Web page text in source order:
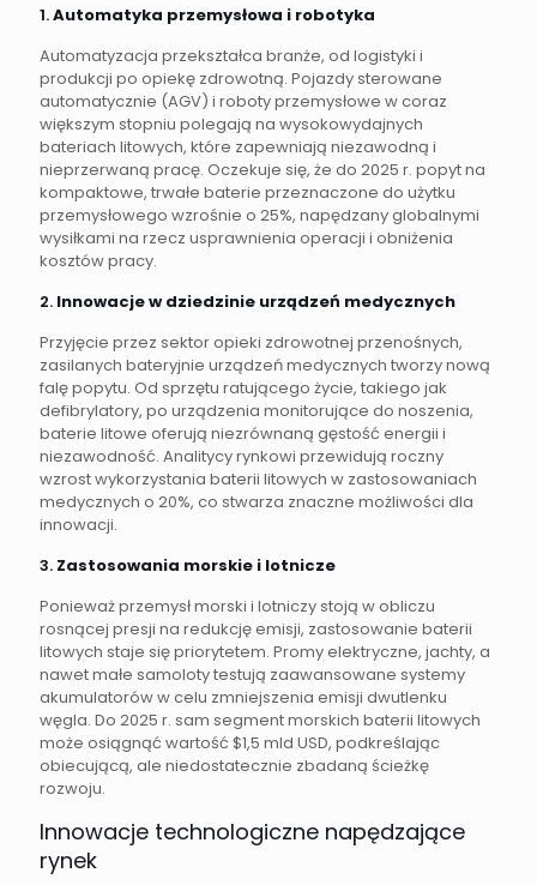
1.Automatyka przemysłowa i robotyka
Automatyzacja przekształca branże, od logistyki i
produkcji po opiekę zdrowotną. Pojazdy sterowane
automatycznie (AGV) i roboty przemysłowe w coraz
większym stopniu polegają na wysokowydajnych
bateriach litowych, które zapewniają niezawodną i
nieprzerwaną pracę. Oczekuje się, że do 2025 r. popyt na
kompaktowe, trwałe baterie przeznaczone do użytku
przemysłowego wzrośnie o 25%, napędzany globalnymi
wysiłkami na rzecz usprawnienia operacji i obniżenia
kosztów pracy.
2. Innowacje w dziedzinie urządzeń medycznych
Przyjęcie przez sektor opieki zdrowotnej przenośnych,
zasilanych bateryjnie urządzeń medycznych tworzy nową
falę popytu. Od sprzętu ratującego życie, takiego jak
defibrylatory, po urządzenia monitorujące do noszenia,
baterie litowe oferują niezrównaną gęstość energii i
niezawodność. Analitycy rynkowi przewidują roczny
wzrost wykorzystania baterii litowych w zastosowaniach
medycznych o 20%, co stwarza znaczne możliwości dla
innowacji.
3. Zastosowania morskie i lotnicze
Ponieważ przemysł morski i lotniczy stoją w obliczu
rosnącej presji na redukcję emisji, zastosowanie baterii
litowych staje się priorytetem. Promy elektryczne, jachty, a
nawet małe samoloty testują zaawansowane systemy
akumulatorów w celu zmniejszenia emisji dwutlenku
węgla. Do 2025 r. sam segment morskich baterii litowych
może osiągnąć wartość $1,5 mld USD, podkreślając
obiecującą, ale niedostatecznie zbadaną ścieżkę
rozwoju.
Innowacje technologiczne napędzające
rynek